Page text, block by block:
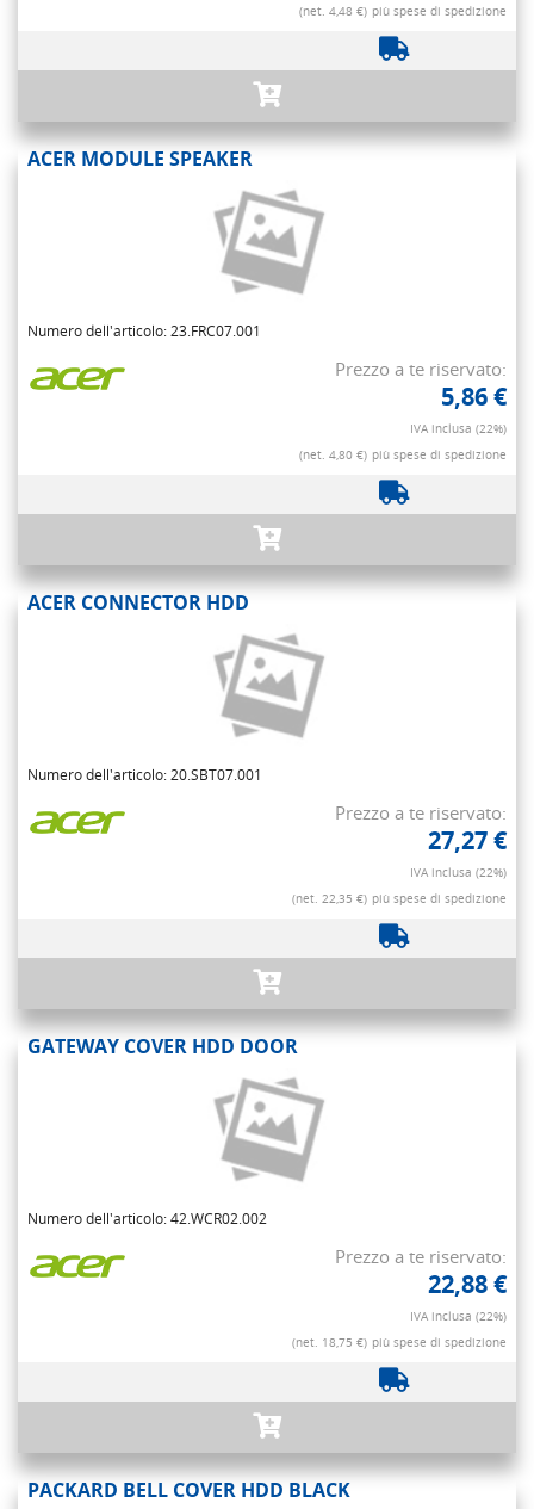
(net. 4,48 €) più spese di spedizione
ACER MODULE SPEAKER
Numero dell'articolo: 23.FRC07.001
Prezzo a te riservato:
5,86 €
IVA inclusa (22%)
(net. 4,80 €) più spese di spedizione
ACER CONNECTOR HDD
Numero dell'articolo: 20.SBT07.001
Prezzo a te riservato:
27,27 €
IVA inclusa (22%)
(net. 22,35 €) più spese di spedizione
GATEWAY COVER HDD DOOR
Numero dell'articolo: 42.WCR02.002
Prezzo a te riservato:
22,88 €
IVA inclusa (22%)
(net. 18,75 €) più spese di spedizione
PACKARD BELL COVER HDD BLACK